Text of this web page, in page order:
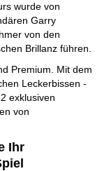
wurde von
Garry
von den
Brillanz führen.
Premium. Mit dem
Leckerbissen -
exklusiven
von
Ihr